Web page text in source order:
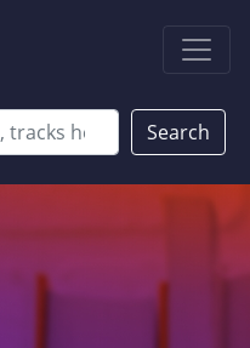
Search